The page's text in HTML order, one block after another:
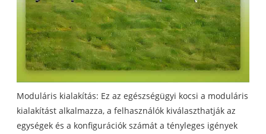
Moduláris kialakítás: Ez az egészségügyi kocsi a moduláris
kialakítást alkalmazza, a felhasználók kiválaszthatják az
egységek és a konfigurációk számát a tényleges igények